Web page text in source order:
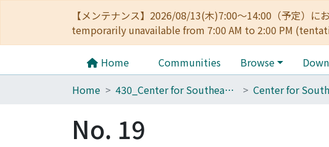
【メンテナンス】2026/08/13(木)7:00～14:00（予定）
temporarily unavailable from 7:00 AM to 2:00 PM
Home Communities Browse
Home
430_Center for Southeast Asian Studies
No. 19